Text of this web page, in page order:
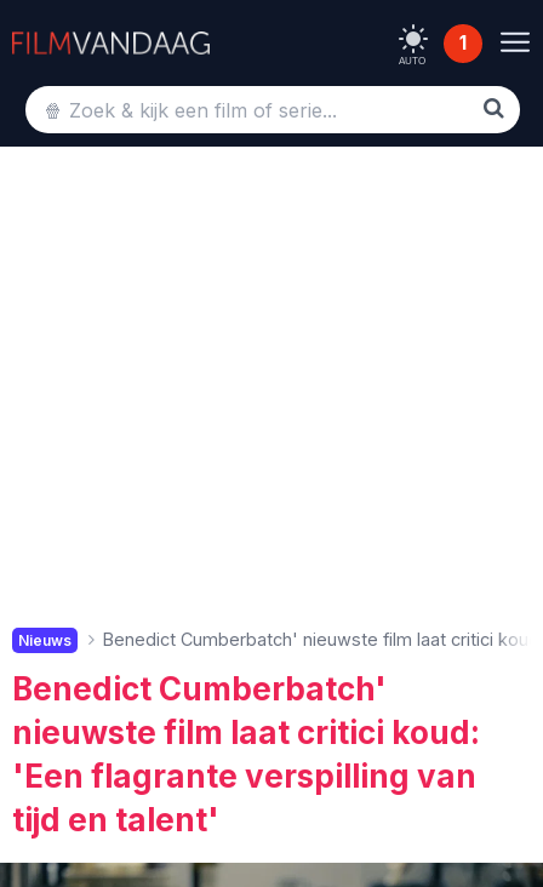
AUTO
1
Nieuws Benedict Cumberbatch' nieuwste film laat critici
Benedict Cumberbatch'
nieuwste film laat critici koud:
'Een flagrante verspilling van
tijd en talent'